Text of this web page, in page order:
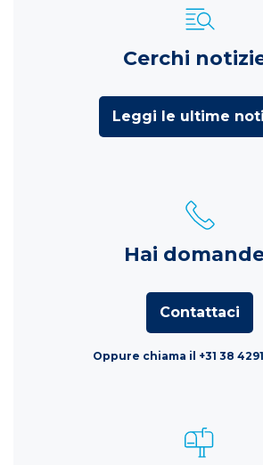
Cerchi
Leggi le ultime
Hai
Contattaci
Oppure chiama il +31 38